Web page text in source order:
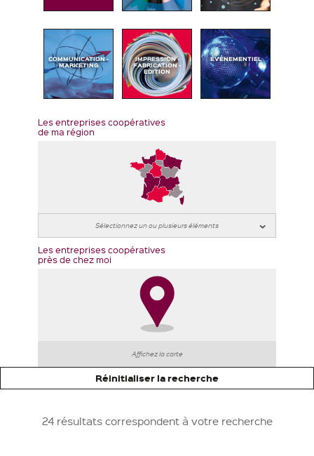
COMMUNICATION -
MARKETING
IMPRESSION -
FABRICATION -
EDITION
ÉVÉNEMENTIEL
Les entreprises coopératives
de ma région
Les entreprises coopératives
près de chez moi
Affichez la carte
Réinitialiser la recherche
24 résultats correspondent à votre recherche